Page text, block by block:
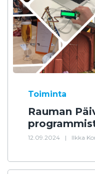
Toiminta
Rauman
12.09.2024 | Ilkka